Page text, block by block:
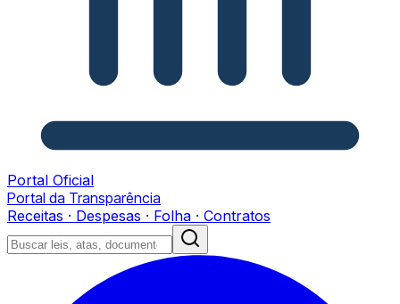
Portal Oficial
Portal da Transparência
Receitas · Despesas · Folha · Contratos